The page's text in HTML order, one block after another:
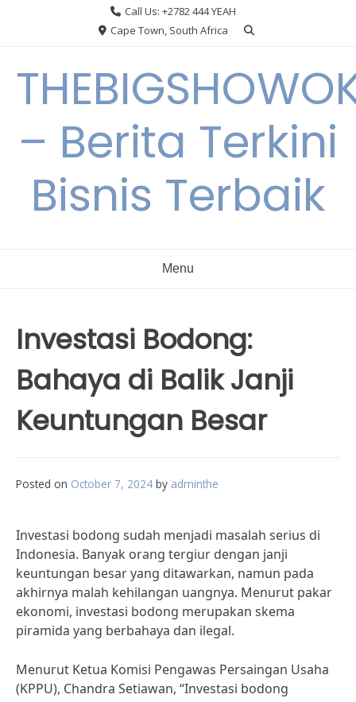
Call Us: +2782 444 YEAH
Cape Town, South Africa
– Berita Terkini
Bisnis Terbaik
Menu
Investasi Bodong:
Bahaya di Balik Janji
Keuntungan Besar
Posted on October 7, 2024 by adminthe
Investasi bodong sudah menjadi masalah serius di
Indonesia. Banyak orang tergiur dengan janji
keuntungan besar yang ditawarkan, namun pada
akhirnya malah kehilangan uangnya. Menurut pakar
ekonomi, investasi bodong merupakan skema
piramida yang berbahaya dan ilegal.
Menurut Ketua Komisi Pengawas Persaingan Usaha
(KPPU), Chandra Setiawan, “Investasi bodong